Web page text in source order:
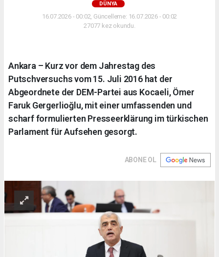
DÜNYA
16.07.2026 - 00:02, Güncelleme: 16.07.2026 - 00:02
27077 kez okundu.
Ankara – Kurz vor dem Jahrestag des
Putschversuchs vom 15. Juli 2016 hat der
Abgeordnete der DEM-Partei aus Kocaeli, Ömer
Faruk Gergerlioğlu, mit einer umfassenden und
scharf formulierten Presseerklärung im türkischen
Parlament für Aufsehen gesorgt.
ABONE OL